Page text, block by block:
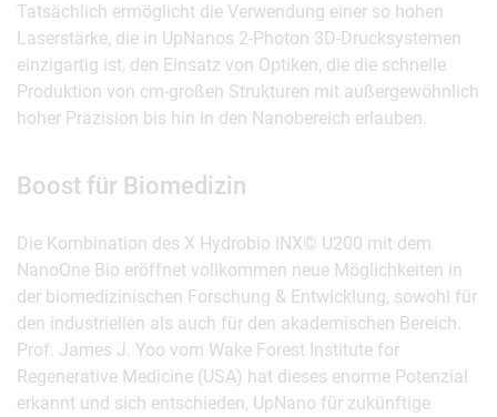
Tatsächlich ermöglicht die Verwendung einer so hohen
Laserstärke, die in UpNanos 2-Photon 3D-Drucksystemen
einzigartig ist, den Einsatz von Optiken, die die schnelle
Produktion von cm-großen Strukturen mit außergewöhnlich
hoher Präzision bis hin in den Nanobereich erlauben.
Boost für Biomedizin
Die Kombination des X Hydrobio INX© U200 mit dem
NanoOne Bio eröffnet vollkommen neue Möglichkeiten in
der biomedizinischen Forschung & Entwicklung, sowohl für
den industriellen als auch für den akademischen Bereich.
Prof. James J. Yoo vom Wake Forest Institute for
Regenerative Medicine (USA) hat dieses enorme Potenzial
erkannt und sich entschieden, UpNano für zukünftige